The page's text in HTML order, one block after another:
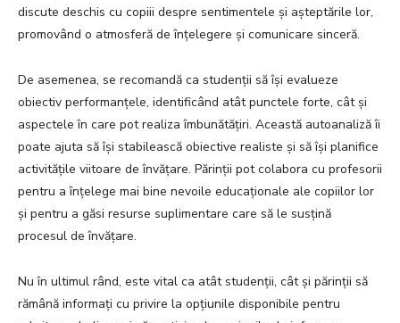
discute deschis cu copiii despre sentimentele și așteptările lor,
promovând o atmosferă de înțelegere și comunicare sinceră.
De asemenea, se recomandă ca studenții să își evalueze
obiectiv performanțele, identificând atât punctele forte, cât și
aspectele în care pot realiza îmbunătățiri. Această autoanaliză îi
poate ajuta să își stabilească obiective realiste și să își planifice
activitățile viitoare de învățare. Părinții pot colabora cu profesorii
pentru a înțelege mai bine nevoile educaționale ale copiilor lor
și pentru a găsi resurse suplimentare care să le susțină
procesul de învățare.
Nu în ultimul rând, este vital ca atât studenții, cât și părinții să
rămână informați cu privire la opțiunile disponibile pentru